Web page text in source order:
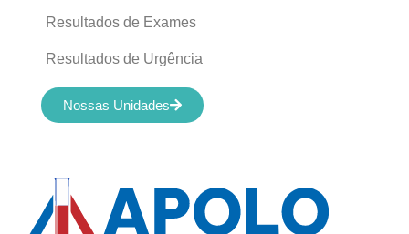
Resultados de Exames
Resultados de Urgência
Nossas Unidades